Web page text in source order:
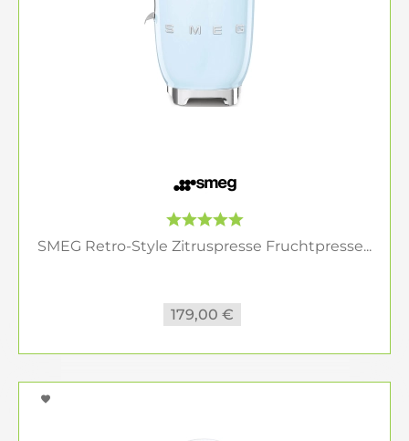
SMEG Retro-Style Zitruspresse Fruchtpresse...
179,00 €